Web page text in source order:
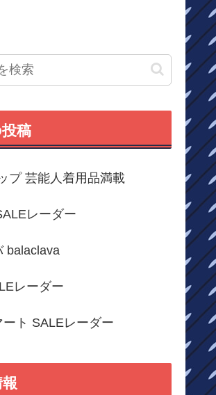
稿
プ 芸能人着用品満載
レーダー
balaclava
レーダー
ート SALEレーダー